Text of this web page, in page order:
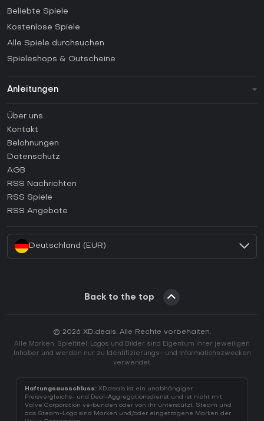
Beliebte Spiele
Kostenlose Spiele
Alle Spiele durchsuchen
Spieleshops & Gutscheine
Anleitungen
Anleitungen
Wie aktiviert man einen Steam CD Key?
Wie aktiviert man einen Epic Games CD Key?
Wie aktiviert man einen GOG CD Key?
Wie aktiviert man einen Ubisoft Connect CD Key?
Wie aktiviert man einen EA App CD Key?
Über uns
Kontakt
Belohnungen
Datenschutz
AGB
RSS Nachrichten
RSS Spiele
RSS Angebote
Deutschland (EUR)
Back to the top
© 2026 XD.deals. Alle Rechte vorbehalten.
Alle Marken, Spieltitel, Logos und Bilder sind Eigentum ihrer jeweiligen
Inhaber und werden nur zu Identifizierungs- und Informationszwecken
verwendet.
Haftungsausschluss: XD.deals ist ein unabhängiger
Preisvergleichs- und Deal-Aggregationsdienst und ist nicht mit
Valve Corporation verbunden oder von ihr unterstützt. Steam und
das Steam-Logo sind Marken und/oder eingetragene Marken der